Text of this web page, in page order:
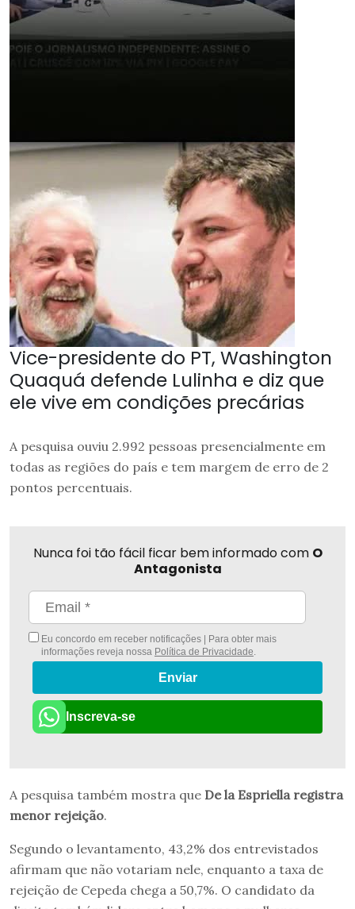
Vice-presidente do PT, Washington
Quaquá defende Lulinha e diz que
ele vive em condições precárias
A pesquisa ouviu 2.992 pessoas presencialmente em
todas as regiões do país e tem margem de erro de 2
pontos percentuais.
Nunca foi tão fácil ficar bem informado com O
Antagonista
Eu concordo em receber notificações | Para obter mais
informações reveja nossa Política de Privacidade.
Enviar
Inscreva-se
A pesquisa também mostra que De la Espriella registra
menor rejeição.
Segundo o levantamento, 43,2% dos entrevistados
afirmam que não votariam nele, enquanto a taxa de
rejeição de Cepeda chega a 50,7%. O candidato da